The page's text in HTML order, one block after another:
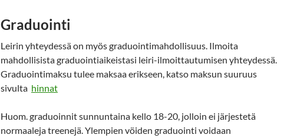
Graduointi
Leirin yhteydessä on myös graduointimahdollisuus. Ilmoita
mahdollisista graduointiaikeistasi leiri-ilmoittautumisen yhteydessä.
Graduointimaksu tulee maksaa erikseen, katso maksun suuruus
sivulta hinnat
Huom. graduoinnit sunnuntaina kello 18-20, jolloin ei järjestetä
normaaleja treenejä. Ylempien vöiden graduointi voidaan